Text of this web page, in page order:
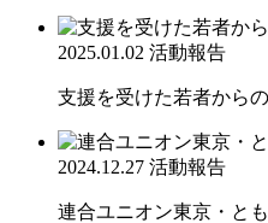
2025.01.02 活動報告
支援を受けた若者から
2024.12.27 活動報告
連合ユニオン東京・と